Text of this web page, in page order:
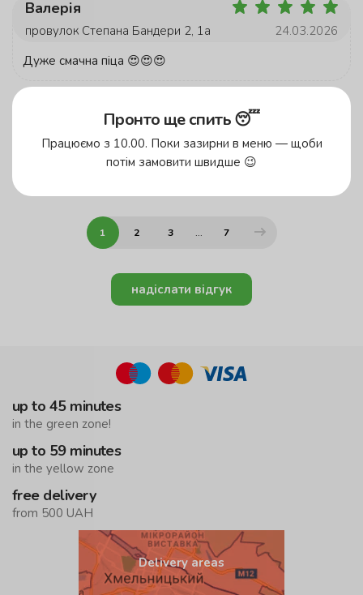
Валерія
провулок Степана Бандери 2, 1а
24.03.2026
Дуже смачна піца 😍😍😍
Оберіть заклад
04.03.2026
1 2 3 ... 7
надіслати відгук
up to 45 minutes
in the green zone!
up to 59 minutes
in the yellow zone
free delivery
from 500 UAH
Delivery areas
Пронто ще спить 😴
Працюємо з 10.00. Поки зазирни в меню — щоби
потім замовити швидше 😉